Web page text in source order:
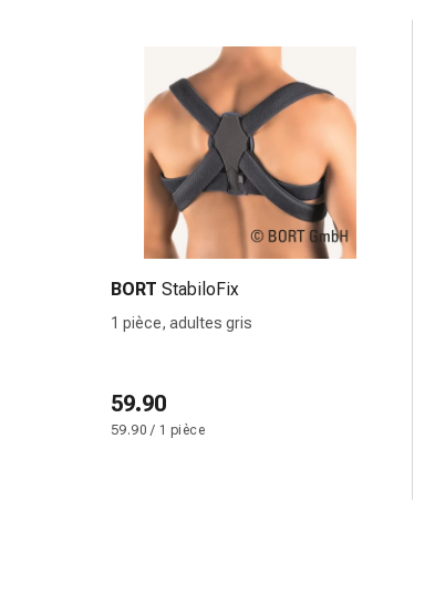
contention
Troubles
circulatoires
Arrêt
tabac
Troubles
veineux
Troubles
nerf
de
la
BORT StabiloFix
1 pièce, adultes gris
59.90
59.90 / 1 pièce